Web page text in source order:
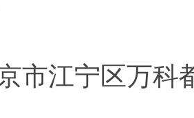
市江宁区万科